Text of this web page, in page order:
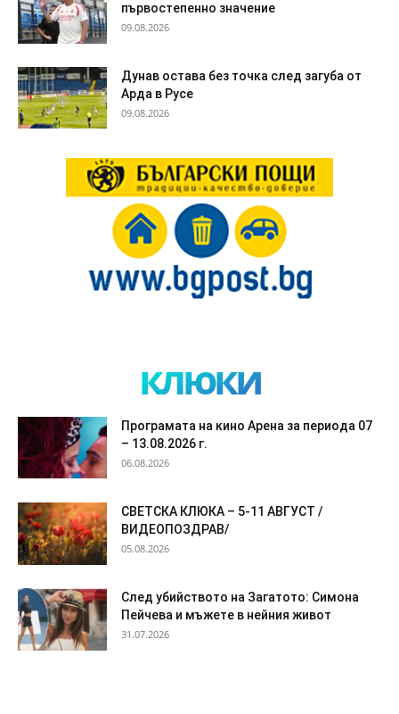
първостепенно значение
09.08.2026
Дунав остава без точка след загуба от
Арда в Русе
09.08.2026
клюки
Програмата на кино Арена за периода 07
– 13.08.2026 г.
06.08.2026
СВЕТСКА КЛЮКА – 5-11 АВГУСТ /
ВИДЕОПОЗДРАВ/
05.08.2026
След убийството на Загатото: Симона
Пейчева и мъжете в нейния живот
31.07.2026